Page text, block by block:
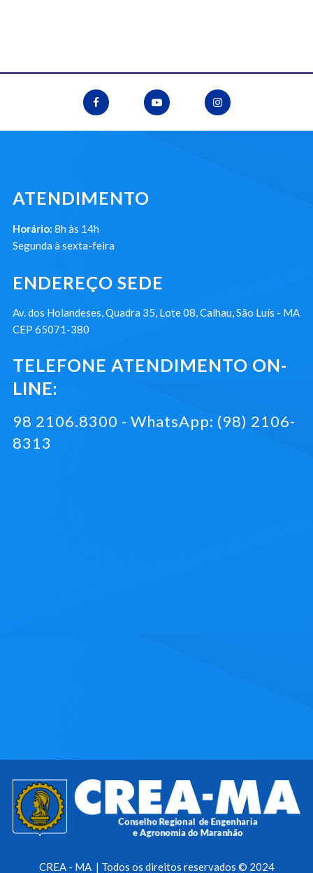
ATENDIMENTO
Horário: 8h às 14h
Segunda à sexta-feira
ENDEREÇO SEDE
Av. dos Holandeses, Quadra 35, Lote 08, Calhau, São Luís - MA
CEP 65071-380
TELEFONE ATENDIMENTO ON-
LINE:
98 2106.8300 - WhatsApp: (98) 2106-
8313
CREA - MA | Todos os direitos reservados © 2024